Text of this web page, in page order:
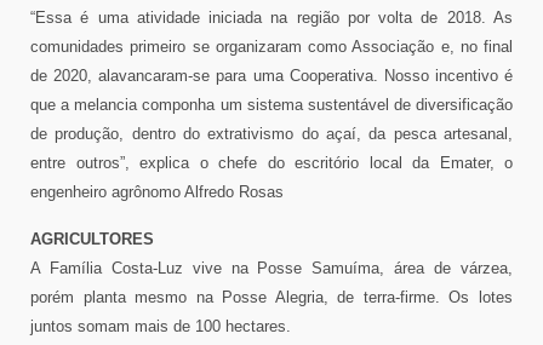
“Essa é uma atividade iniciada na região por volta de 2018. As
comunidades primeiro se organizaram como Associação e, no final
de 2020, alavancaram-se para uma Cooperativa. Nosso incentivo é
que a melancia componha um sistema sustentável de diversificação
de produção, dentro do extrativismo do açaí, da pesca artesanal,
entre outros”, explica o chefe do escritório local da Emater, o
engenheiro agrônomo Alfredo Rosas
AGRICULTORES
A Família Costa-Luz vive na Posse Samuíma, área de várzea,
porém planta mesmo na Posse Alegria, de terra-firme. Os lotes
juntos somam mais de 100 hectares.